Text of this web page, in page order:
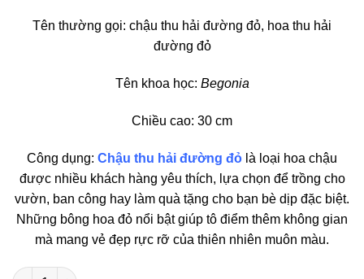
Tên thường gọi: chậu thu hải đường đỏ, hoa thu hải
đường đỏ
Tên khoa học: Begonia
Chiều cao: 30 cm
Công dụng: Chậu thu hải đường đỏ là loại hoa chậu
được nhiều khách hàng yêu thích, lựa chọn để trồng cho
vườn, ban công hay làm quà tặng cho bạn bè dịp đặc biệt.
Những bông hoa đỏ nổi bật giúp tô điểm thêm không gian
mà mang vẻ đẹp rực rỡ của thiên nhiên muôn màu.
Chậu Thu Hải Đường Đỏ số lượng